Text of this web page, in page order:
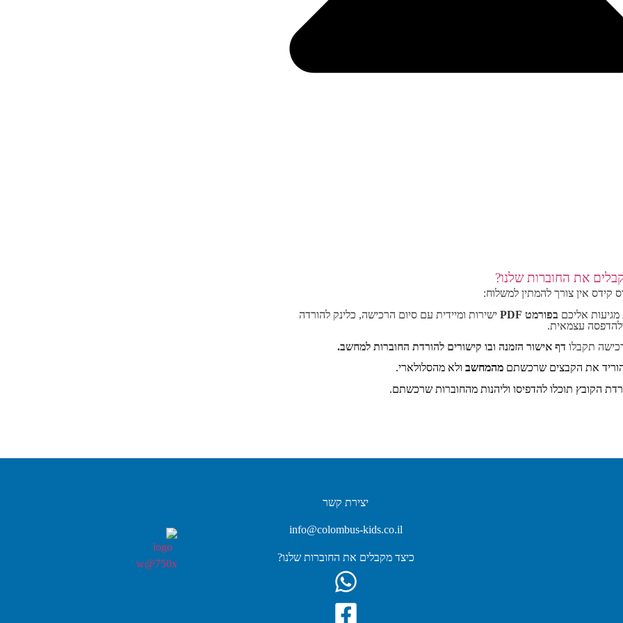
את החוברות שלנו?
קידס אין צורך להמתין למשלוח:
מגיעות אליכם בפורמט PDF
ישירות ומיידית עם סיום הרכישה, כלינק להורדה
עצמאית.
תקבלו דף אישור הזמנה ובו קישורים להורדת החוברות למחשב.
את הקבצים שרכשתם מהמחשבולא מהסלולארי.
הקובץ תוכלו להדפיסו וליהנות מהחוברות שרכשתם.
יצירת קשר
info@colombus-kids.co.il
כיצד מקבלים את החוברות שלנו?